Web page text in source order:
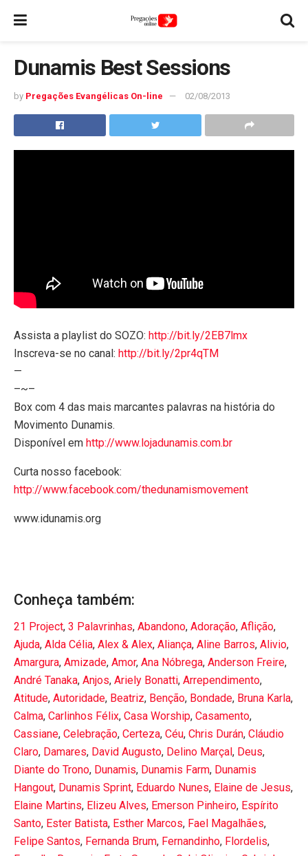
Dunamis Best Sessions
by Pregações Evangélicas On-line 02/08/2013
Assista a playlist do SOZO: http://bit.ly/2EB7lmx
Inscreva-se no canal: http://bit.ly/2pr4qTM
—
–~–
Box com 4 das mais marcantes palavras na história do
Movimento Dunamis.
Disponível em http://www.lojadunamis.com.br
Curta nosso facebook:
http://www.facebook.com/thedunamismovement
www.idunamis.org
Conheça também:
21 Project, 3 Palavrinhas, Abandono, Adoração, Aflição,
Ajuda, Alda Célia, Alex & Alex, Aliança, Aline Barros, Alivio,
Amargura, Amizade, Amor, Ana Nóbrega, Anderson Freire,
André Tanaka, Anjos, Ariely Bonatti, Arrependimento,
Atitude, Autoridade, Beatriz, Benção, Bondade, Bruna Karla,
Calma, Carlinhos Félix, Casa Worship, Casamento,
Cassiane, Celebração, Certeza, Céu, Chris Durán, Cláudio
Claro, Damares, David Augusto, Delino Marçal, Deus,
Diante do Trono, Dunamis, Dunamis Farm, Dunamis
Hangout, Dunamis Sprint, Eduardo Nunes, Elaine de Jesus,
Elaine Martins, Elizeu Alves, Emerson Pinheiro, Espírito
Santo, Ester Batista, Esther Marcos, Fael Magalhães,
Felipe Santos, Fernanda Brum, Fernandinho, Flordelis,